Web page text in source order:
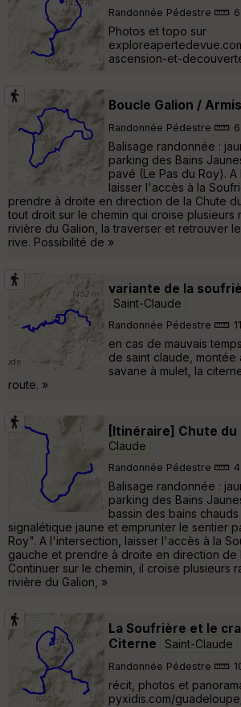
Randonnée Pédestre
Photos et topo sur
ascension-et-
Boucle Galion /
Randonnée Pédestre
Balisage randonnée :
parking des Bains
pavé (Le Pas du Roy). A
laisser l'accès à la
prendre à droite en direction de la Chute
tout droit sur le chemin qui croise plusieurs
rivière du Galion, la traverser et retrouver
rive. Possibilité de »
variante de la
Saint-Claude
Randonnée Pédestre
en cas de mauvais
de saint claude, montée
savane à mulet, la
route. »
[Itinéraire] Chute du
Claude
Randonnée Pédestre
Balisage randonnée :
parking des Bains
bassin des bains
signalétique jaune et emprunter le sentier
Roy". A l'intersection, laisser l'accès à la
gauche et prendre à droite en direction de
Continuer sur le chemin, il croise plusieurs
rivière du Galion, »
La Soufrière et le
Citerne
Saint-Claude
Randonnée Pédestre
récit, photos et
pyxidis.com/